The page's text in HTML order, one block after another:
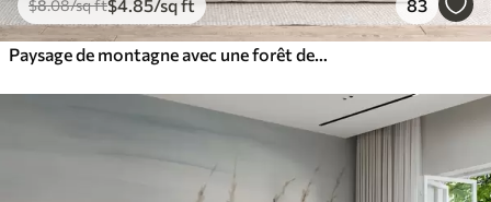
$8.08/sq ft$4 .85/sq ft 83